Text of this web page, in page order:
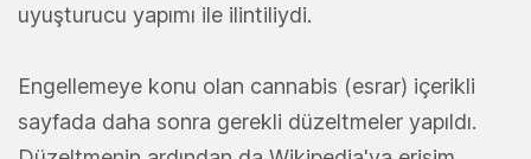
uyuşturucu yapımı ile ilintiliydi.
Engellemeye konu olan cannabis (esrar) içerikli
sayfada daha sonra gerekli düzeltmeler yapıldı.